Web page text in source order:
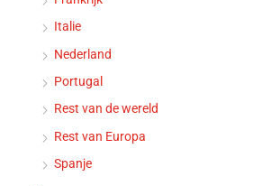
Italie
Nederland
Portugal
Rest van de wereld
Rest van Europa
Spanje